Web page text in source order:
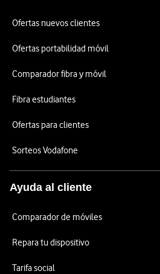
Ofertas nuevos clientes
Ofertas portabilidad móvil
Comparador fibra y móvil
Fibra estudiantes
Ofertas para clientes
Sorteos Vodafone
Ayuda al cliente
Comparador de móviles
Repara tu dispositivo
Tarifa social